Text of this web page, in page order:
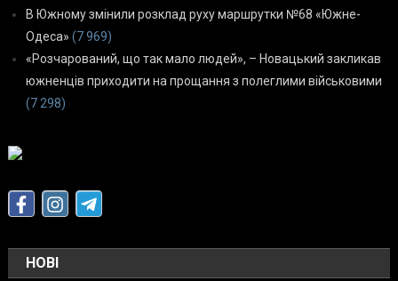
В Южному змінили розклад руху маршрутки №68 «Южне-
Одеса» (7 969)
«Розчарований, що так мало людей», – Новацький закликав
южненців приходити на прощання з полеглими військовими
(7 298)
НОВІ